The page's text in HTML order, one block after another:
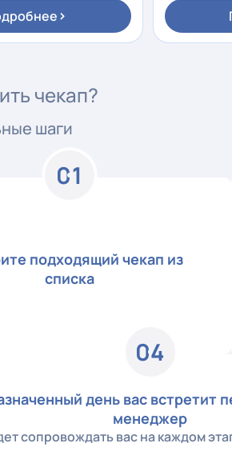
›
чекап?
шаги
01
подходящий чекап из
списка
04
день вас встретит
менеджер
сопровождать вас на каждом